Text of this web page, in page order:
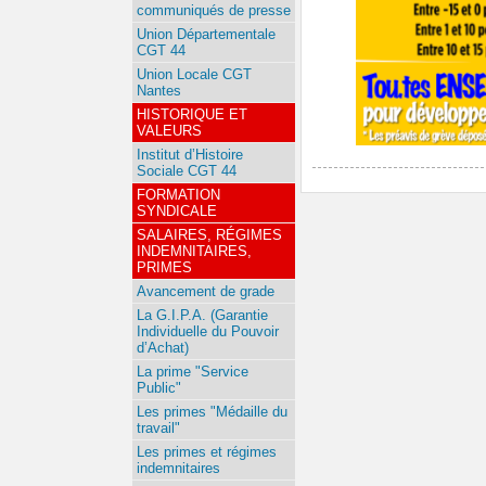
communiqués de presse
Union Départementale
CGT 44
Union Locale CGT
Nantes
HISTORIQUE ET
VALEURS
Institut d’Histoire
Sociale CGT 44
FORMATION
SYNDICALE
SALAIRES, RÉGIMES
INDEMNITAIRES,
PRIMES
Avancement de grade
La G.I.P.A. (Garantie
Individuelle du Pouvoir
d’Achat)
La prime "Service
Public"
Les primes "Médaille du
travail"
Les primes et régimes
indemnitaires